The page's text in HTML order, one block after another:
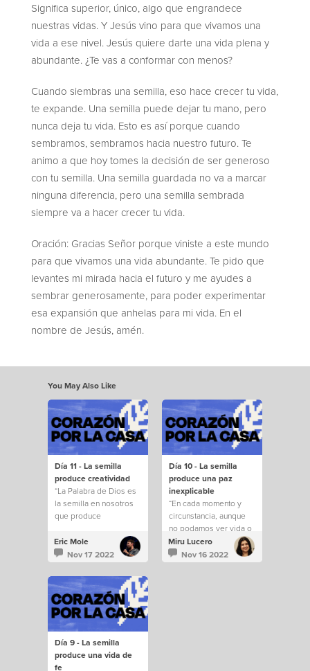
Significa superior, único, algo que engrandece
nuestras vidas. Y Jesús vino para que vivamos una
vida a ese nivel. Jesús quiere darte una vida plena y
abundante. ¿Te vas a conformar con menos?
Cuando siembras una semilla, eso hace crecer tu vida,
te expande. Una semilla puede dejar tu mano, pero
nunca deja tu vida. Esto es así porque cuando
sembramos, sembramos hacia nuestro futuro. Te
animo a que hoy tomes la decisión de ser generoso
con tu semilla. Una semilla guardada no va a marcar
ninguna diferencia, pero una semilla sembrada
siempre va a hacer crecer tu vida.
Oración: Gracias Señor porque viniste a este mundo
para que vivamos una vida abundante. Te pido que
levantes mi mirada hacia el futuro y me ayudes a
sembrar generosamente, para poder experimentar
esa expansión que anhelas para mi vida. En el
nombre de Jesús, amén.
You May Also Like
Día 11 - La semilla
produce creatividad
“La Palabra de Dios es
la semilla en nosotros
que produce
niveles de fe para
enfrentar desafíos en
los que seremos
animados e inspirados
cada vez más. No
dejemos que el
enemigo nos robe la
semilla de lo que Dios
ha dicho”.
Eric Mole
Nov 17 2022
Día 10 - La semilla
produce una paz
inexplicable
“En cada momento y
circunstancia, aunque
no podamos ver vida o
futuro ante nuestros
ojos, Dios tiene el
poder de transformar
Miru Lucero
Nov 16 2022
Día 9 - La semilla
produce una vida de
fe